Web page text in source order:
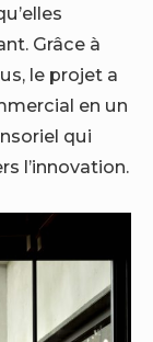
Grâce à
le projet a
en un
qui
l’innovation.